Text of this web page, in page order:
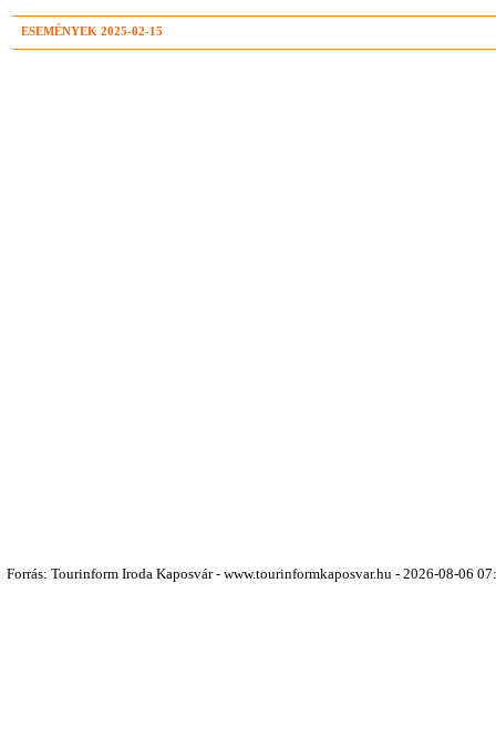
ESEMÉNYEK 2025-02-15
Forrás: Tourinform Iroda Kaposvár - www.tourinformkaposvar.hu - 2026-08-06